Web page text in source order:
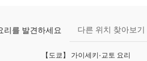
리를 발견하세요 다른 위치 찾아보기
【도쿄】 가이세키·교토 요리